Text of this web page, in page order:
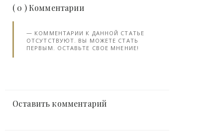
( 0 ) Комментарии
КОММЕНТАРИИ К ДАННОЙ СТАТЬЕ
ОТСУТСТВУЮТ. ВЫ МОЖЕТЕ СТАТЬ
ПЕРВЫМ. ОСТАВЬТЕ СВОЕ МНЕНИЕ!
Оставить комментарий